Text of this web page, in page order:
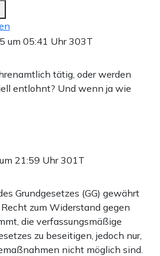
um 05:41 Uhr303T
tätig, oder werden
entlohnt? Und wenn ja wie
21:59 Uhr301T
Grundgesetzes (GG) gewährt
zum Widerstand gegen
die verfassungsmäßige
zu beseitigen, jedoch nur,
nicht möglich sind.